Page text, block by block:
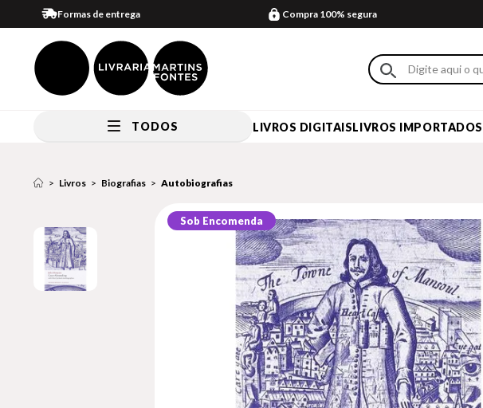
Formas de entrega Compra 100% segura
TODOS LIVROS DIGITAISLIVROS IMPORTADOS
Livros Biografias Autobiografias
Sob Encomenda